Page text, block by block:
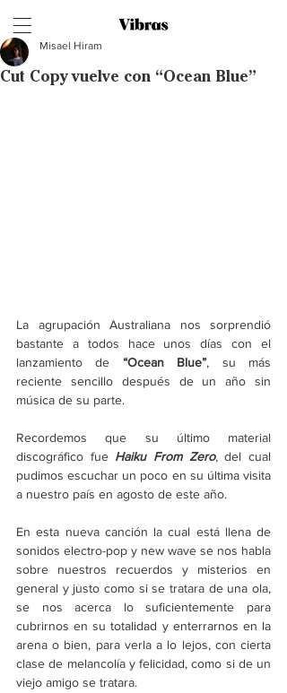
Cut Copy vuelve con “Ocean Blue”
Misael Hiram
La agrupación Australiana nos sorprendió
bastante a todos hace unos días con el
lanzamiento de “Ocean Blue”, su más
reciente sencillo después de un año sin
música de su parte.
Recordemos que su último material
discográfico fue Haiku From Zero, del cual
pudimos escuchar un poco en su última visita
a nuestro país en agosto de este año.
En esta nueva canción la cual está llena de
sonidos electro-pop y new wave se nos habla
sobre nuestros recuerdos y misterios en
general y justo como si se tratara de una ola,
se nos acerca lo suficientemente para
cubrirnos en su totalidad y enterrarnos en la
arena o bien, para verla a lo lejos, con cierta
clase de melancolía y felicidad, como si de un
viejo amigo se tratara.